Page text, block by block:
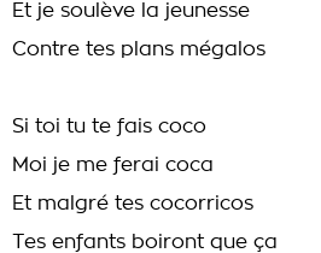
Et je soulève la jeunesse
Contre tes plans mégalos
Si toi tu te fais coco
Moi je me ferai coca
Et malgré tes cocorricos
Tes enfants boiront que ça